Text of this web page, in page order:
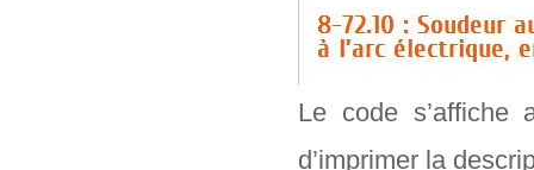
Le code s’affiche
d’imprimer la